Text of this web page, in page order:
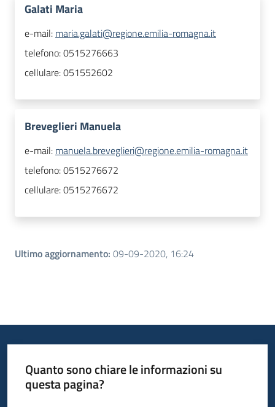
Galati Maria
e-mail: maria.galati@regione.emilia-romagna.it
telefono:0515276663
cellulare:051552602
Breveglieri Manuela
e-mail: manuela.breveglieri@regione.emilia-romagna.it
telefono:0515276672
cellulare:0515276672
Ultimo aggiornamento: 09-09-2020, 16:24
Quanto sono chiare le informazioni su
questa pagina?